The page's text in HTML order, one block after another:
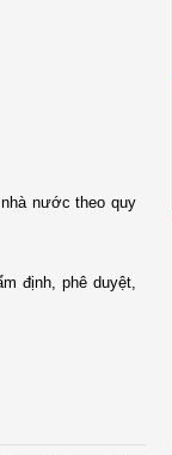
nước theo quy
định, phê duyệt,